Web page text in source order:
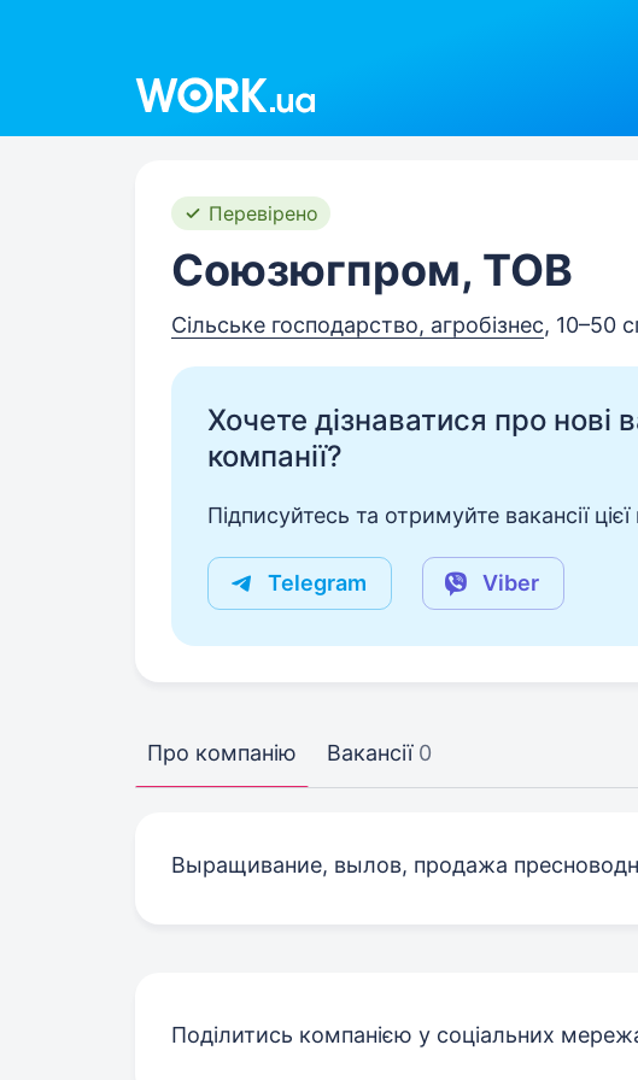
Перевірено
Союзюгпром, ТОВ
Сільське господарство, агробізнес, 10–50
Хочете дізнаватися про нові
компанії?
Підписуйтесь та отримуйте вакансії
Telegram Viber
Про компанію Вакансії 0
Выращивание, вылов, продажа
Поділитись компанією у соціальних